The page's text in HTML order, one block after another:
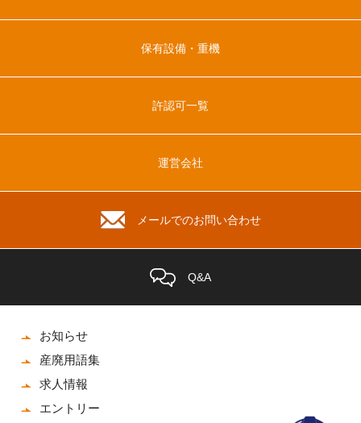
保有設備・重機
許認可一覧
運営会社
メールでのお問い合わせ
Q&A
お知らせ
産廃用語集
求人情報
エントリー